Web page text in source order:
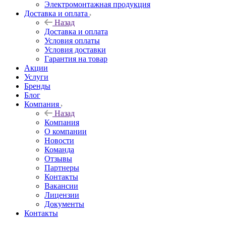
Электромонтажная продукция
Доставка и оплата
Назад
Доставка и оплата
Условия оплаты
Условия доставки
Гарантия на товар
Акции
Услуги
Бренды
Блог
Компания
Назад
Компания
О компании
Новости
Команда
Отзывы
Партнеры
Контакты
Вакансии
Лицензии
Документы
Контакты